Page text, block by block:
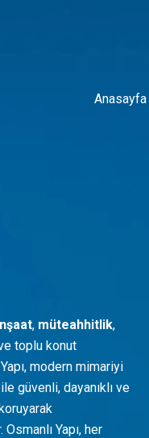
Anasayfa
, müteahhitlik,
toplu konut
modern mimariyi
güvenli, dayanıklı ve
Yapı, her